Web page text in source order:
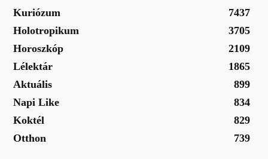
Kuriózum
7437
Holotropikum
3705
Horoszkóp
2109
Lélektár
1865
Aktuális
899
Napi Like
834
Koktél
829
Otthon
739